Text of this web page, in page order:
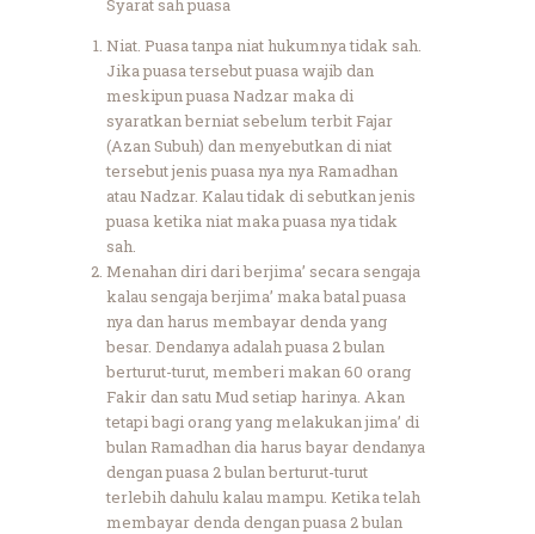
Syarat sah puasa
Niat. Puasa tanpa niat hukumnya tidak sah.
Jika puasa tersebut puasa wajib dan
meskipun puasa Nadzar maka di
syaratkan berniat sebelum terbit Fajar
(Azan Subuh) dan menyebutkan di niat
tersebut jenis puasa nya nya Ramadhan
atau Nadzar. Kalau tidak di sebutkan jenis
puasa ketika niat maka puasa nya tidak
sah.
Menahan diri dari berjima’ secara sengaja
kalau sengaja berjima’ maka batal puasa
nya dan harus membayar denda yang
besar. Dendanya adalah puasa 2 bulan
berturut-turut, memberi makan 60 orang
Fakir dan satu Mud setiap harinya. Akan
tetapi bagi orang yang melakukan jima’ di
bulan Ramadhan dia harus bayar dendanya
dengan puasa 2 bulan berturut-turut
terlebih dahulu kalau mampu. Ketika telah
membayar denda dengan puasa 2 bulan